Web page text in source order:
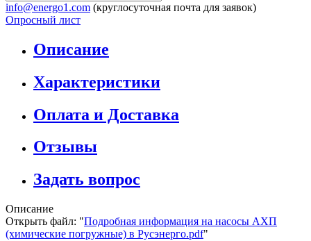
info@energo1.com (круглосуточная почта для заявок)
Опросный лист
Описание
Характеристики
Оплата и Доставка
Отзывы
Задать вопрос
Описание
Открыть файл: "Подробная информация на насосы АХП
(химические погружные) в Русэнерго.pdf"